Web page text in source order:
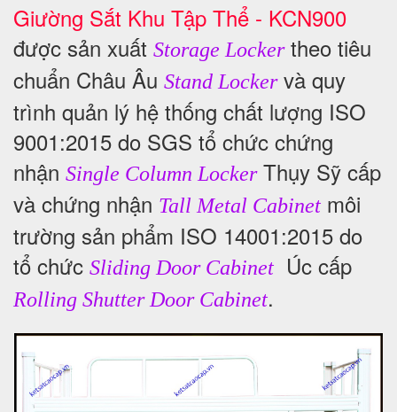
Giường Sắt Khu Tập Thể - KCN900
được sản xuất Storage Lockertheo tiêu
chuẩn Châu Âu Stand Lockervà quy
trình quản lý hệ thống chất lượng ISO
9001:2015 do SGS tổ chức chứng
nhận Single Column LockerThụy Sỹ cấp
và chứng nhận Tall Metal Cabinet môi
trường sản phẩm ISO 14001:2015 do
tổ chức Sliding Door Cabinet Úc cấp
Rolling Shutter Door Cabinet.